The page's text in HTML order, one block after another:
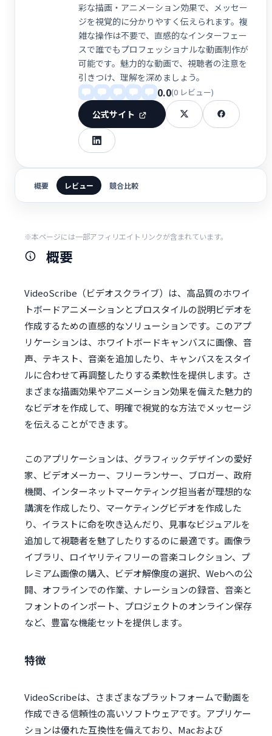
彩な描画・アニメーション効果で、メッセー
ジを視覚的に分かりやすく伝えられます。複
雑な操作は不要で、直感的なインターフェー
スで誰でもプロフェッショナルな動画制作が
可能です。魅力的な動画で、視聴者の注意を
引きつけ、理解を深めましょう。
0.0(0 レビュー)
公式サイト
概要 レビュー 競合比較
※本ページには一部アフィリエイトリンクが含まれています。
概要
VideoScribe（ビデオスクライブ）は、高品質のホワイ
トボードアニメーションとプロスタイルの説明ビデオを
作成するための直感的なソリューションです。このアプ
リケーションは、ホワイトボードキャンバスに画像、音
声、テキスト、音楽を追加したり、キャンバスをスタイ
ルに合わせて再調整したりする柔軟性を提供します。さ
まざまな描画効果やアニメーション効果を備えた魅力的
なビデオを作成して、明確で視覚的な方法でメッセージ
を伝えることができます。
このアプリケーションは、グラフィックデザインの愛好
家、ビデオメーカー、フリーランサー、ブロガー、政府
機関、インターネットマーケティング担当者が理想的な
講演を作成したり、マーケティングビデオを作成した
り、イラストに命を吹き込んだり、見事なビジュアルを
追加して視聴者を魅了したりするのに最適です。画像ラ
イブラリ、ロイヤリティフリーの音楽コレクション、プ
レミアム画像の購入、ビデオ解像度の選択、Webへの公
開、オフラインでの作業、ナレーションの録音、音楽と
フォントのインポート、プロジェクトのオンライン保存
など、豊富な機能セットを提供します。
特徴
VideoScribeは、さまざまなプラットフォームで動画を
作成できる信頼性の高いソフトウェアです。アプリケー
ションは優れた互換性を備えており、Macおよび